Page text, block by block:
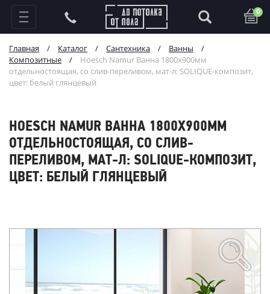
0
Главная / Каталог / Сантехника / Ванны
/
Композитные
/
Hoesch Namur Ванна 1800x900мм
отдельностоящая, со слив-переливом, мат-л: SOLIQUE-композит,
цвет: белый глянцевый
HOESCH NAMUR ВАННА 1800X900ММ
ОТДЕЛЬНОСТОЯЩАЯ, СО СЛИВ-
ПЕРЕЛИВОМ, МАТ-Л: SOLIQUE-КОМПОЗИТ,
ЦВЕТ: БЕЛЫЙ ГЛЯНЦЕВЫЙ